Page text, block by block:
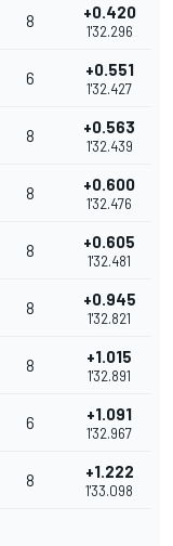
8 +0.420
1'32.296
6 +0.551
1'32.427
8 +0.563
1'32.439
8 +0.600
1'32.476
8 +0.605
1'32.481
8 +0.945
1'32.821
8 +1.015
1'32.891
6 +1.091
1'32.967
8 +1.222
1'33.098